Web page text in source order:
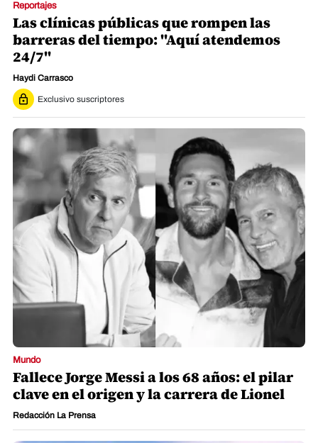
Reportajes
Las clínicas públicas que rompen las
barreras del tiempo: "Aquí atendemos
24/7"
Haydi Carrasco
Exclusivo suscriptores
Mundo
Fallece Jorge Messi a los 68 años: el pilar
clave en el origen y la carrera de Lionel
Redacción La Prensa